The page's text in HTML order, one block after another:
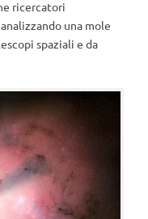
ricercatori
una mole
spaziali e da